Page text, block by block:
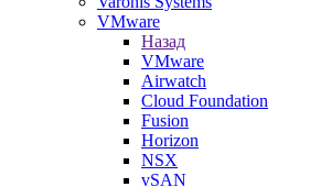
VMware
Назад
VMware
Airwatch
Cloud Foundation
Fusion
Horizon
NSX
vSAN